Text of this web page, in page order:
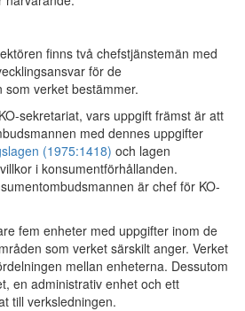
finns två chefstjänstemän med
för de
verket bestämmer.
sekretariat, vars uppgift främst är att
med dennes uppgifter
(1975:1418) och lagen
i konsumentförhållanden.
är chef för KO-
fem enheter med uppgifter inom de
som verket särskilt anger. Verket
mellan enheterna. Dessutom
en administrativ enhet och ett
till verksledningen.